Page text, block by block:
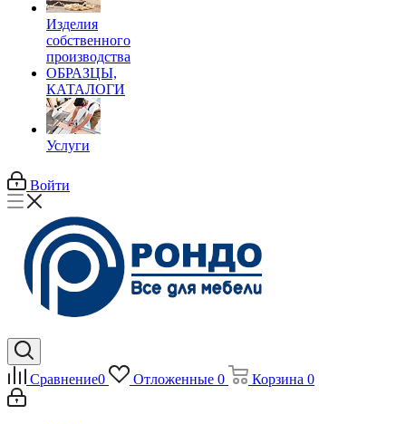
Изделия
собственного
производства
ОБРАЗЦЫ,
КАТАЛОГИ
Услуги
Войти
Сравнение0 Отложенные 0 Корзина 0